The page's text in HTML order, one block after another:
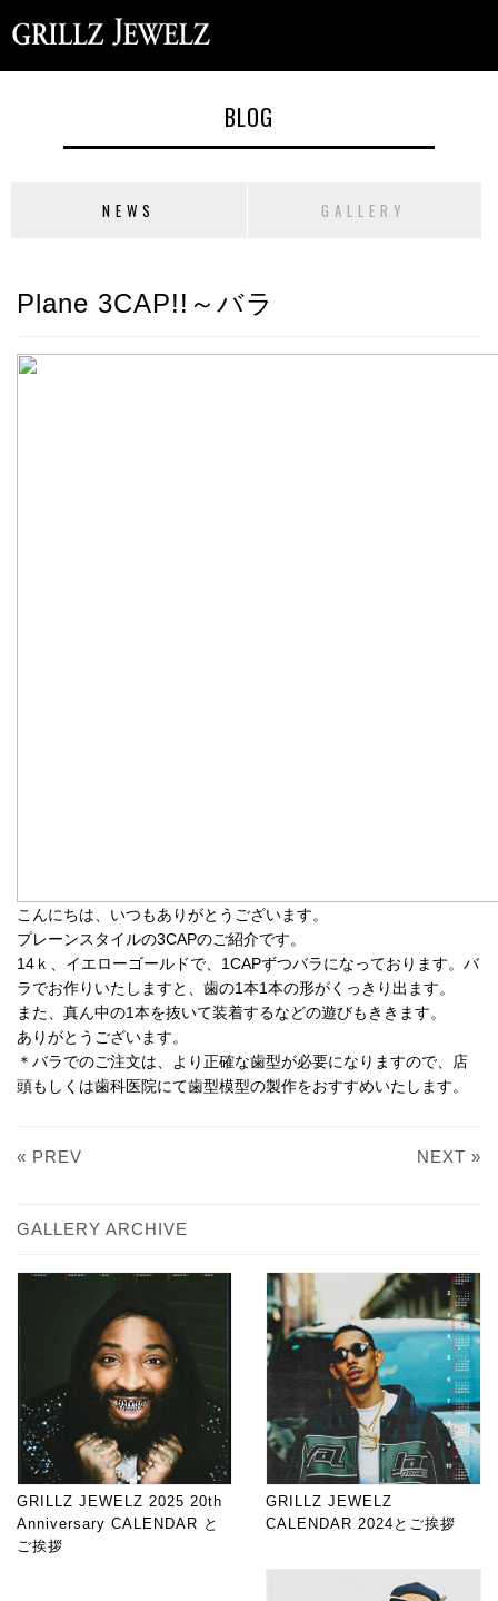
BLOG
NEWS GALLERY
Plane 3CAP!!～バラ
こんにちは、いつもありがとうございます。
プレーンスタイルの3CAPのご紹介です。
14ｋ、イエローゴールドで、1CAPずつバラになっております。バ
ラでお作りいたしますと、歯の1本1本の形がくっきり出ます。
また、真ん中の1本を抜いて装着するなどの遊びもききます。
ありがとうございます。
＊バラでのご注文は、より正確な歯型が必要になりますので、店
頭もしくは歯科医院にて歯型模型の製作をおすすめいたします。
« PREV NEXT »
GALLERY ARCHIVE
GRILLZ JEWELZ 2025 20th
Anniversary CALENDAR と
ご挨拶
GRILLZ JEWELZ
CALENDAR 2024とご挨拶